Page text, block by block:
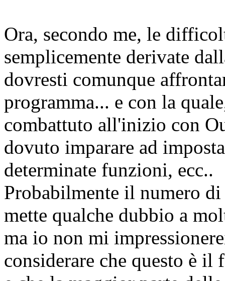
Ora, secondo me, le
semplicemente derivate
dovresti comunque
programma... e con la
combattuto all'inizio con
dovuto imparare ad
determinate funzioni, ecc..
Probabilmente il numero
mette qualche dubbio a
ma io non mi
considerare che questo è